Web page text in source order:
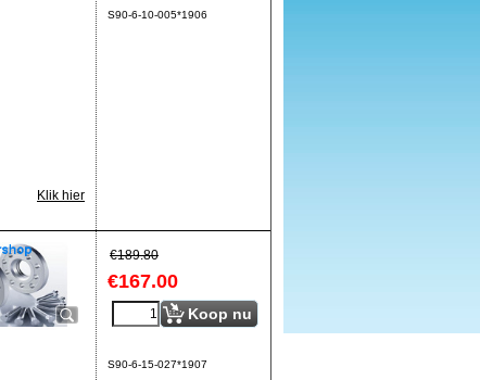
S90-6-10-005*1906
Klik hier
€189.80
€167.00
Koop nu
S90-6-15-027*1907